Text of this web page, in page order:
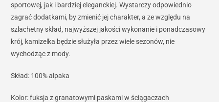
sportowej, jak i bardziej eleganckiej. Wystarczy odpowiednio
zagrać dodatkami, by zmienić jej charakter, a ze względu na
szlachetny skład, najwyższej jakości wykonanie i ponadczasowy
krój, kamizelka będzie służyła przez wiele sezonów, nie
wychodząc z mody.
Skład: 100% alpaka
Kolor: fuksja z granatowymi paskami w ściągaczach